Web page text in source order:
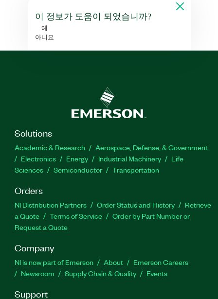
이 정보가 도움이 되었습니까?
예
아니요
Solutions
Academic & Research
Aerospace, Defense, & Government
Electronics
Energy Industrial Machinery
Life
Sciences
Semiconductor Transportation
Orders
NI Distribution Partners Order Status and History
Retrieve
a Quote
Terms of Service
Order by Part Number or
Request a Quote
Company
NI is now part of Emerson About
Emerson Careers
Newsroom
Supply Chain & Quality Events
Support